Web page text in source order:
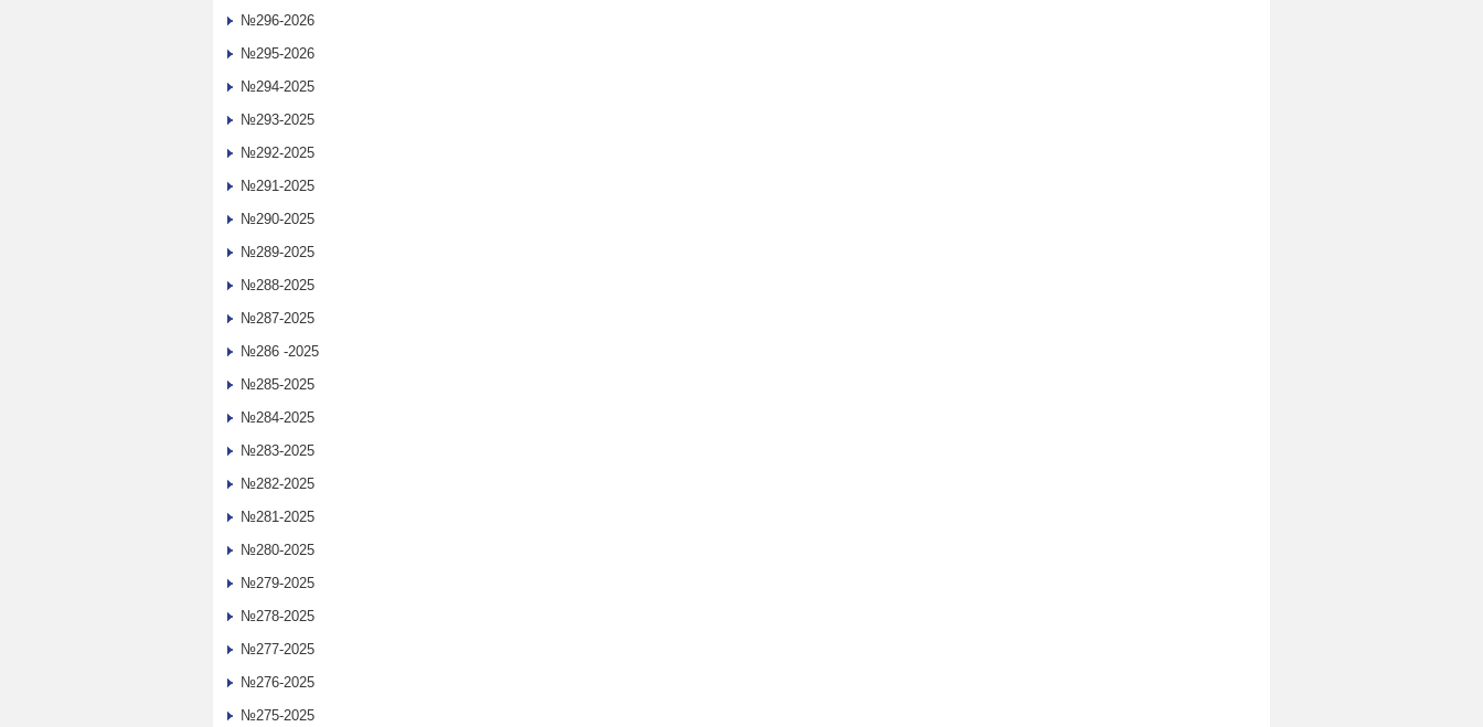
№296-2026
№295-2026
№294-2025
№293-2025
№292-2025
№291-2025
№290-2025
№289-2025
№288-2025
№287-2025
№286 -2025
№285-2025
№284-2025
№283-2025
№282-2025
№281-2025
№280-2025
№279-2025
№278-2025
№277-2025
№276-2025
№275-2025